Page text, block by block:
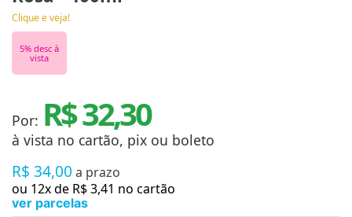
Clique e veja!
5% desc à
vista
Por: R$ 32,30
à vista no cartão, pix ou boleto
R$ 34,00 a prazo
ou 12x de R$3,41 no cartão
ver parcelas